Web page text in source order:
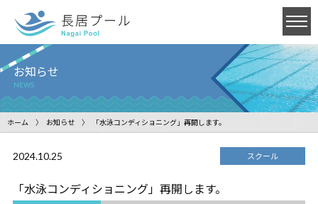
お知らせ
NEWS
ホーム お知らせ 「水泳コンディショニング」再開します。
2024.10.25 スクール
「水泳コンディショニング」再開します。